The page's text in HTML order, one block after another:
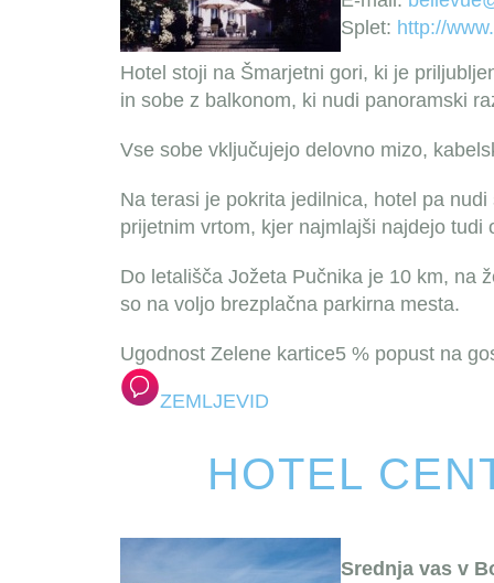
Splet: http://
Hotel stoji na Šmarjetni gori, ki je
in sobe z balkonom, ki nudi panoramski
Vse sobe vključujejo delovno mizo,
Na terasi je pokrita jedilnica, hotel pa
prijetnim vrtom, kjer najmlajši najdejo tudi
Do letališča Jožeta Pučnika je 10 km, na
so na voljo brezplačna parkirna mesta.
Ugodnost Zelene kartice5 % popust na
ZEMLJEVID
HOTEL
Srednja vas v